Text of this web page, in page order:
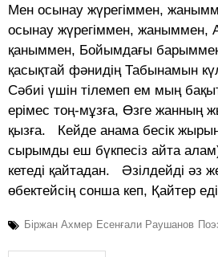
Мен осынау жүрегіммен,
осынау жүрегіммен, жаныммен,
қаныммен, Бойымдағы
қасықтай фәнидің Табынамын
Сәбиі үшін тілемеп ем мың
ерімес тоң-мұзға, Өзге жанның
қызға. Кейде анама бесік
сырымды еш бүкпесіз айта
кетеді қайтадан. Әзілдейді әз
өбектейсің сонша кеп, Қайтер
Біржан Ахмер Есенғали Раушанов